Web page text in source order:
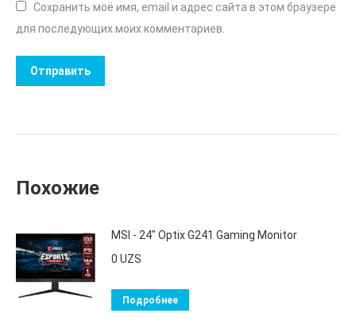
Сохранить моё имя, email и адрес сайта в этом браузере
для последующих моих комментариев.
Похожие
MSI - 24" Optix G241 Gaming Monitor
0 UZS
Подробнее